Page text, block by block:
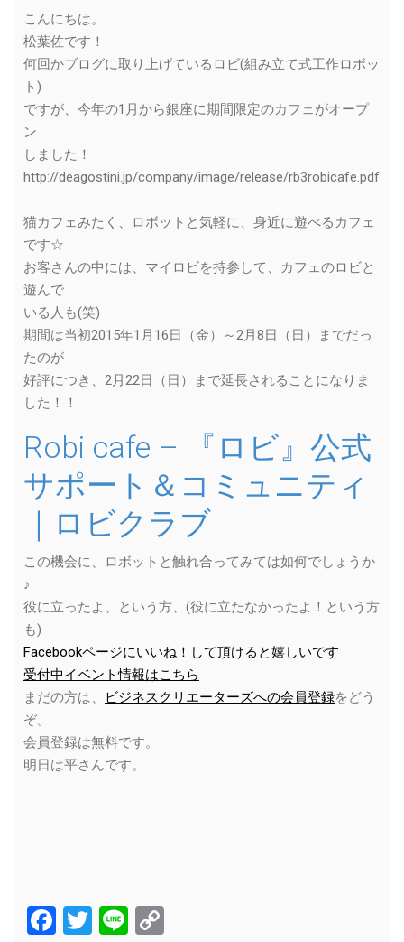
こんにちは。
松葉佐です！
何回かブログに取り上げているロビ(組み立て式工作ロボッ
ト)
ですが、今年の1月から銀座に期間限定のカフェがオープ
ン
しました！
http://deagostini.jp/company/image/release/rb3robicafe.pdf
猫カフェみたく、ロボットと気軽に、身近に遊べるカフェ
です☆
お客さんの中には、マイロビを持参して、カフェのロビと
遊んで
いる人も(笑)
期間は当初2015年1月16日（金）～2月8日（日）までだっ
たのが
好評につき、2月22日（日）まで延長されることになりま
した！！
Robi cafe – 『ロビ』公式
サポート＆コミュニティ
｜ロビクラブ
この機会に、ロボットと触れ合ってみては如何でしょうか
♪
役に立ったよ、という方、(役に立たなかったよ！という方
も)
Facebookページにいいね！して頂けると嬉しいです
受付中イベント情報はこちら
まだの方は、
ビジネスクリエーターズへの会員登録をどう
ぞ。
会員登録は無料です。
明日は平さんです。
Facebook
Twitter
Line